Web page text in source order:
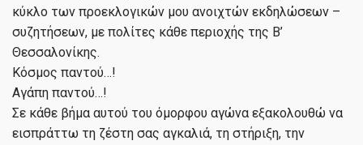
κύκλο των προεκλογικών μου ανοιχτών εκδηλώσεων –
συζητήσεων, με πολίτες κάθε περιοχής της Β’
Θεσσαλονίκης.
Κόσμος παντού…!
Αγάπη παντού…!
Σε κάθε βήμα αυτού του όμορφου αγώνα εξακολουθώ να
εισπράττω τη ζέστη σας αγκαλιά, τη στήριξη, την